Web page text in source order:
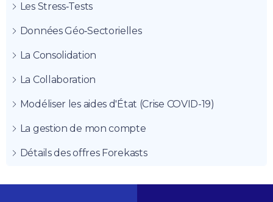
Les Stress‑Tests
Données Géo‑Sectorielles
La Consolidation
La Collaboration
Modéliser les aides d'État (Crise COVID-19)
La gestion de mon compte
Détails des offres Forekasts